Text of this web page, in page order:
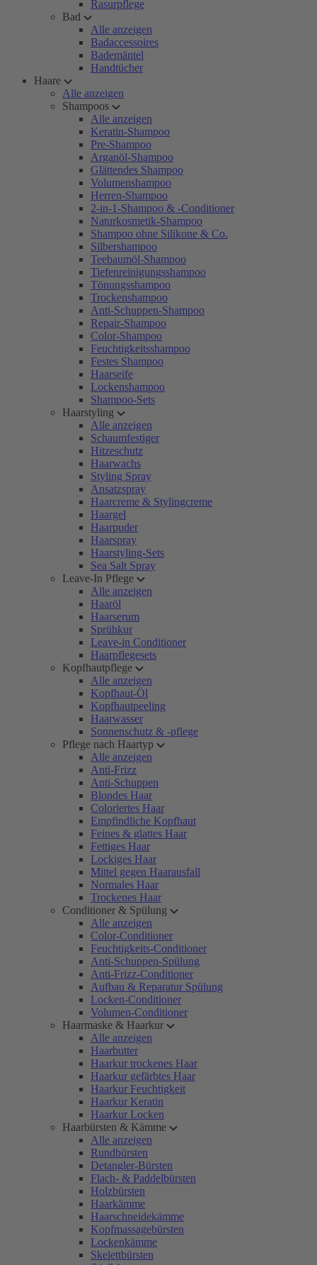
Rasurpflege
Bad
Alle anzeigen
Badaccessoires
Bademäntel
Handtücher
Haare
Alle anzeigen
Shampoos
Alle anzeigen
Keratin-Shampoo
Pre-Shampoo
Arganöl-Shampoo
Glättendes Shampoo
Volumenshampoo
Herren-Shampoo
2-in-1-Shampoo & -Conditioner
Naturkosmetik-Shampoo
Shampoo ohne Silikone & Co.
Silbershampoo
Teebaumöl-Shampoo
Tiefenreinigungsshampoo
Tönungsshampoo
Trockenshampoo
Anti-Schuppen-Shampoo
Repair-Shampoo
Color-Shampoo
Feuchtigkeitsshampoo
Festes Shampoo
Haarseife
Lockenshampoo
Shampoo-Sets
Haarstyling
Alle anzeigen
Schaumfestiger
Hitzeschutz
Haarwachs
Styling Spray
Ansatzspray
Haarcreme & Stylingcreme
Haargel
Haarpuder
Haarspray
Haarstyling-Sets
Sea Salt Spray
Leave-In Pflege
Alle anzeigen
Haaröl
Haarserum
Sprühkur
Leave-in Conditioner
Haarpflegesets
Kopfhautpflege
Alle anzeigen
Kopfhaut-Öl
Kopfhautpeeling
Haarwasser
Sonnenschutz & -pflege
Pflege nach Haartyp
Alle anzeigen
Anti-Frizz
Anti-Schuppen
Blondes Haar
Coloriertes Haar
Empfindliche Kopfhaut
Feines & glattes Haar
Fettiges Haar
Lockiges Haar
Mittel gegen Haarausfall
Normales Haar
Trockenes Haar
Conditioner & Spülung
Alle anzeigen
Color-Conditioner
Feuchtigkeits-Conditioner
Anti-Schuppen-Spülung
Anti-Frizz-Conditioner
Aufbau & Reparatur Spülung
Locken-Conditioner
Volumen-Conditioner
Haarmaske & Haarkur
Alle anzeigen
Haarbutter
Haarkur trockenes Haar
Haarkur gefärbtes Haar
Haarkur Feuchtigkeit
Haarkur Keratin
Haarkur Locken
Haarbürsten & Kämme
Alle anzeigen
Rundbürsten
Detangler-Bürsten
Flach- & Paddelbürsten
Holzbürsten
Haarkämme
Haarschneidekämme
Kopfmassagebürsten
Lockenkämme
Skelettbürsten